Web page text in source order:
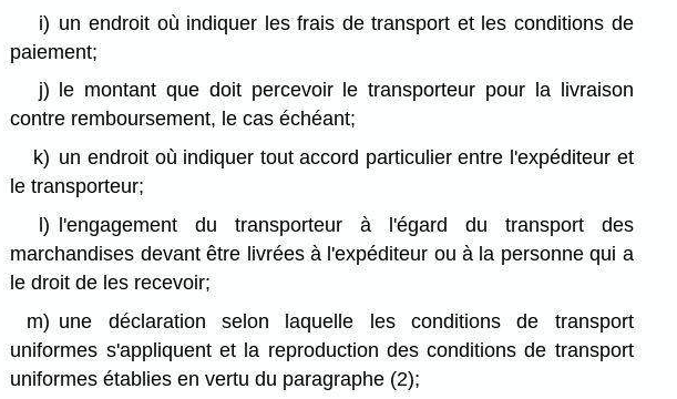
i) un endroit où indiquer les frais de transport et les conditions de
paiement;
j)
le montant que doit percevoir le transporteur pour la livraison
contre remboursement, le cas échéant;
k) un endroit où indiquer tout accord particulier entre l'expéditeur et
le transporteur;
l)
l'engagement du transporteur à l'égard du transport des
marchandises devant être livrées à l'expéditeur ou à la personne qui a
le droit de les recevoir;
m) une déclaration selon laquelle les conditions de transport
uniformes s'appliquent et la reproduction des conditions de transport
uniformes établies en vertu du paragraphe (2);